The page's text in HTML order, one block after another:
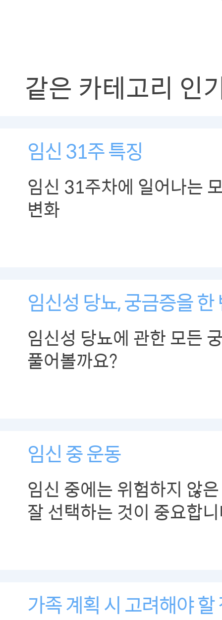
같은 카테고리 인
임신 31주 특징
임신 31주차에 일어나는
변화
임신성 당뇨, 궁금증을
임신성 당뇨에 관한 모든
풀어볼까요?
임신 중 운동
임신 중에는 위험하지 않
잘 선택하는 것이 중요합
가족 계획 시 고려해야 할